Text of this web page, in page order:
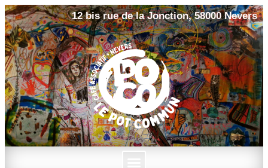
12 bis rue de la Jonction, 58000 Nevers